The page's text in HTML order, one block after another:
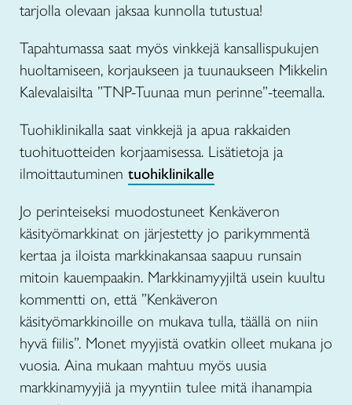
tarjolla olevaan jaksaa kunnolla tutustua!
Tapahtumassa saat myös vinkkejä kansallispukujen
huoltamiseen, korjaukseen ja tuunaukseen Mikkelin
Kalevalaisilta ”TNP-Tuunaa mun perinne”-teemalla.
Tuohiklinikalla saat vinkkejä ja apua rakkaiden
tuohituotteiden korjaamisessa. Lisätietoja ja
ilmoittautuminen tuohiklinikalle
Jo perinteiseksi muodostuneet Kenkäveron
käsityömarkkinat on järjestetty jo parikymmentä
kertaa ja iloista markkinakansaa saapuu runsain
mitoin kauempaakin. Markkinamyyjiltä usein kuultu
kommentti on, että ”Kenkäveron
käsityömarkkinoille on mukava tulla, täällä on niin
hyvä fiilis”. Monet myyjistä ovatkin olleet mukana jo
vuosia. Aina mukaan mahtuu myös uusia
markkinamyyjiä ja myyntiin tulee mitä ihanampia